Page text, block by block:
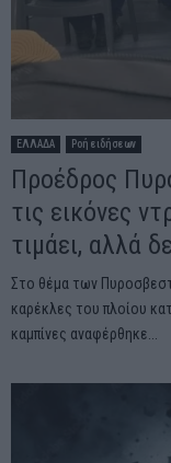
ΕΛΛΑΔΑ Ροή ειδήσεων
Προέδρος
τις εικόνες
τιμάει, αλλά
Στο θέμα των
καρέκλες του πλοίου
καμπίνες αναφέρθηκε...